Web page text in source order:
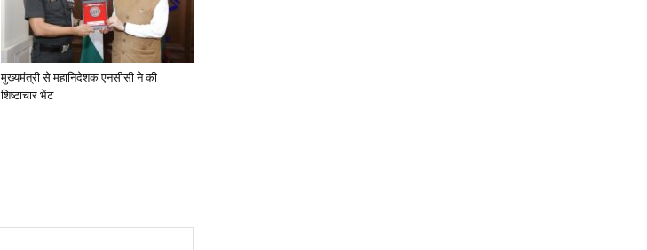
मुख्यमंत्री से महानिदेशक एनसीसी ने की
शिष्टाचार भेंट